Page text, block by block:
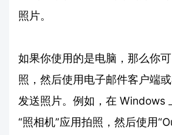
照片。
如果你使用的是电脑，那么你
照，然后使用电子邮件客户端
发送照片。例如，在 Windows
“照相机”应用拍照，然后使用